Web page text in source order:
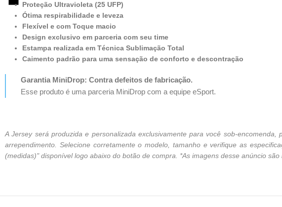
Proteção Ultravioleta (25 UFP)
Ótima respirabilidade e leveza
Flexível e com Toque macio
Design exclusivo em parceria com seu time
Estampa realizada em Técnica Sublimação Total
Caimento padrão para uma sensação de conforto e descontração
Garantia MiniDrop: Contra defeitos de fabricação.
Esse produto é uma parceria MiniDrop com a equipe eSport.
A Jersey será produzida e personalizada exclusivamente para você sob-
arrependimento. Selecione corretamente o modelo, tamanho e verifique as
(medidas)" disponível logo abaixo do botão de compra. *As imagens desse anúncio